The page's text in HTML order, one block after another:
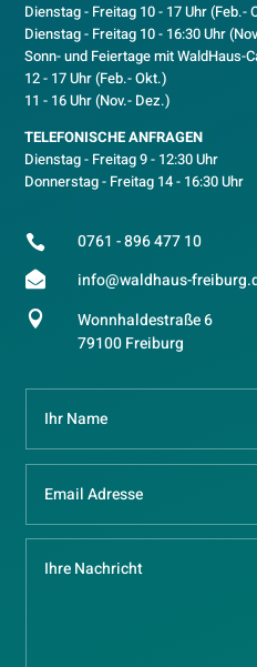
Dienstag - Freitag 10 - 17 Uhr (Feb.-
Dienstag - Freitag 10 - 16:30 Uhr
Sonn- und Feiertage mit WaldHaus-
12 - 17 Uhr (Feb.- Okt.)
11 - 16 Uhr (Nov.- Dez.)
TELEFONISCHE ANFRAGEN
Dienstag - Freitag 9 - 12:30 Uhr
Donnerstag - Freitag 14 - 16:30 Uhr
 0761 - 896 477 10
 info@waldhaus-

Wonnhaldestraße 6
79100 Freiburg